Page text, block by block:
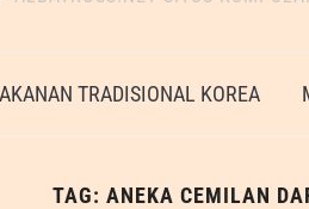
TRADISIONAL KOREA
TAG: ANEKA CEMILAN